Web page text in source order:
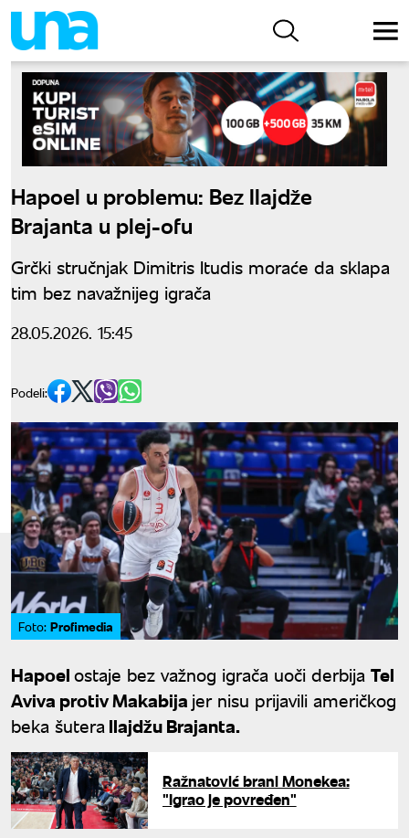
Hapoel u problemu: Bez Ilajdže
Brajanta u plej-ofu
Grčki stručnjak Dimitris Itudis moraće da sklapa
tim bez navažnijeg igrača
28.05.2026. 15:45
Podeli:
Foto: Profimedia
Hapoelostaje bez važnog igrača uoči derbija Tel
Aviva protiv Makabija jer nisu prijavili američkog
beka šutera Ilajdžu Brajanta.
Ražnatović brani Monekea:
"Igrao je povređen"